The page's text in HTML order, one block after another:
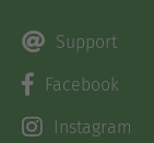
Support
Facebook
Instagram